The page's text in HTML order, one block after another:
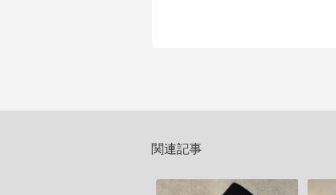
関連記事